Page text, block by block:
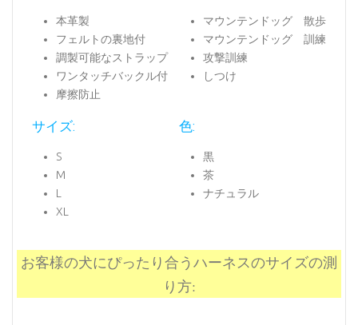
本革製
フェルトの裏地付
調製可能なストラップ
ワンタッチバックル付
摩擦防止
マウンテンドッグ 散歩
マウンテンドッグ 訓練
攻撃訓練
しつけ
サイズ:
S
M
L
XL
色:
黒
茶
ナチュラル
お客様の犬にぴったり合うハーネスのサイズの測
り方: